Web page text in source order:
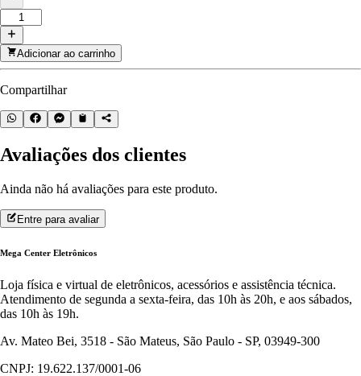
Adicionar ao carrinho
Compartilhar
Avaliações dos clientes
Ainda não há avaliações para este produto.
Entre para avaliar
Mega Center Eletrônicos
Loja física e virtual de eletrônicos, acessórios e assistência técnica.
Atendimento de segunda a sexta-feira, das 10h às 20h, e aos sábados,
das 10h às 19h.
Av. Mateo Bei, 3518 - São Mateus, São Paulo - SP, 03949-300
CNPJ: 19.622.137/0001-06